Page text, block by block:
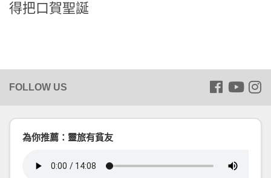
得把口賀聖誕
為你推薦：靈旅有貧友